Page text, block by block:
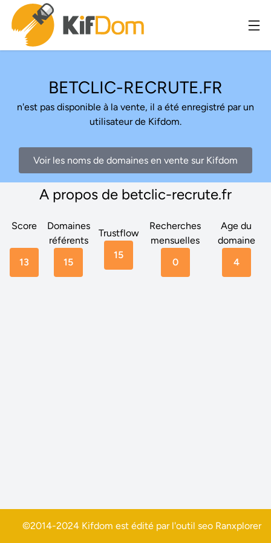
BETCLIC-RECRUTE.FR
n'est pas disponible à la vente, il a été enregistré par un
utilisateur de Kifdom.
Voir les noms de domaines en vente sur Kifdom
A propos de betclic-recrute.fr
Score
13
Domaines
référents
15
Trustflow
15
Recherches
mensuelles
0
Age du
domaine
4
©2014-2024 Kifdom est édité par l'outil seo Ranxplorer